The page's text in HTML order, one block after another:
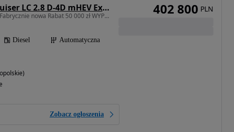
Toyota Land Cruiser LC 2.8 D-4D mHEV Executive
2755 cm3 • 205 KM • Fabrycznie nowa Rabat 50 000 zł WYPRZEDAŻ 2025
Diesel
Automatyczna
Zobacz ogłoszenia
402 800 PLN